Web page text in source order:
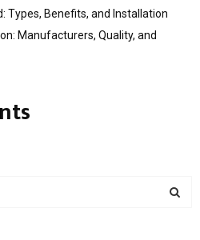
Types, Benefits, and Installation
Manufacturers, Quality, and